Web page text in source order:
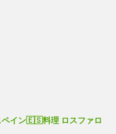
ペイン🇪🇸料理 ロスファロ